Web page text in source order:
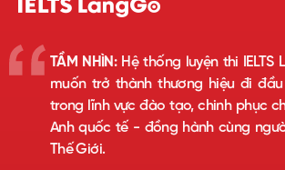
TẦM NHÌN:Hệ thống luyện thi IELTS
muốn trở thành thương hiệu đi
trong lĩnh vực đào tạo, chinh phục
Anh quốc tế - đồng hành cùng
Thế Giới.